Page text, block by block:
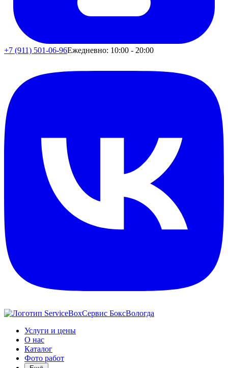
+7 (911) 501-06-96Ежедневно: 10:00 - 20:00
Сервис БоксВологда
Услуги и цены
О нас
Каталог
Фото работ